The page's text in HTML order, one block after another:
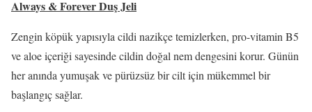
Always & Forever Duş Jeli
Zengin köpük yapısıyla cildi nazikçe temizlerken, pro-vitamin B5
ve aloe içeriği sayesinde cildin doğal nem dengesini korur. Günün
her anında yumuşak ve pürüzsüz bir cilt için mükemmel bir
başlangıç sağlar.